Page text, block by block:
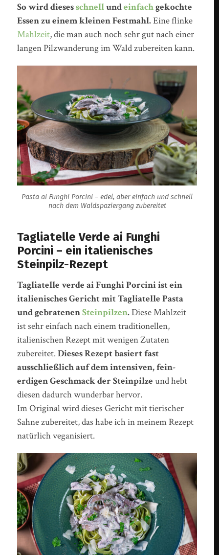
So wird diesesschnellundeinfachgekochte
Essen zu einem kleinen Festmahl.Eine flinke
Mahlzeit, die man auch noch sehr gut nach einer
langen Pilzwanderung im Wald zubereiten kann.
Pasta ai Funghi Porcini – edel, aber einfach und schnell
nach dem Waldspaziergang zubereitet
Tagliatelle Verde ai Funghi
Porcini – ein italienisches
Steinpilz-Rezept
Tagliatelle verde ai Funghi Porcini ist ein
italienisches Gericht mit Tagliatelle Pasta
und gebratenenSteinpilzen.Diese Mahlzeit
ist sehr einfach nach einem traditionellen,
italienischen Rezept mit wenigen Zutaten
zubereitet.Dieses Rezept basiert fast
ausschließlich auf dem intensiven, fein-
erdigen Geschmack der Steinpilze und hebt
diesen dadurch wunderbar hervor.
Im Original wird dieses Gericht mit tierischer
Sahne zubereitet, das habe ich in meinem Rezept
natürlich veganisiert.